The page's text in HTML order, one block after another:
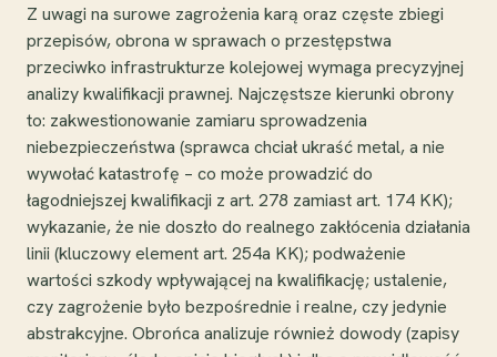
Z uwagi na surowe zagrożenia karą oraz częste zbiegi
przepisów, obrona w sprawach o przestępstwa
przeciwko infrastrukturze kolejowej wymaga precyzyjnej
analizy kwalifikacji prawnej. Najczęstsze kierunki obrony
to: zakwestionowanie zamiaru sprowadzenia
niebezpieczeństwa (sprawca chciał ukraść metal, a nie
wywołać katastrofę – co może prowadzić do
łagodniejszej kwalifikacji z art. 278 zamiast art. 174 KK);
wykazanie, że nie doszło do realnego zakłócenia działania
linii (kluczowy element art. 254a KK); podważenie
wartości szkody wpływającej na kwalifikację; ustalenie,
czy zagrożenie było bezpośrednie i realne, czy jedynie
abstrakcyjne. Obrońca analizuje również dowody (zapisy